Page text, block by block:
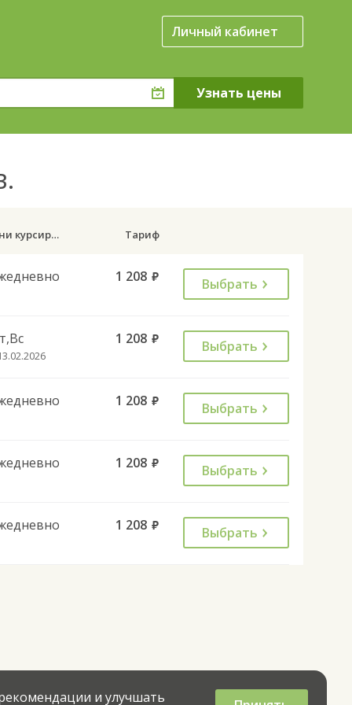
Личный кабинет
Дни курсирования Тариф
1 208 руб. Выбрать
1 208 руб. Выбрать
1 208 руб. Выбрать
1 208 руб. Выбрать
1 208 руб. Выбрать
и улучшать